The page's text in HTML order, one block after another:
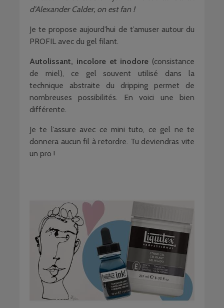
d’Alexander Calder, on est fan !
Je te propose aujourd’hui de t’amuser autour du
PROFIL avec du gel filant.
Autolissant, incolore et inodore (consistance
de miel), ce gel souvent utilisé dans la
technique abstraite du dripping permet de
nombreuses possibilités. En voici une bien
différente.
Je te l’assure avec ce mini tuto, ce gel ne te
donnera aucun fil à retordre. Tu deviendras vite
un pro !